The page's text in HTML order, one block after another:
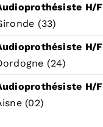
H/F
(33)
H/F
(24)
H/F
(02)